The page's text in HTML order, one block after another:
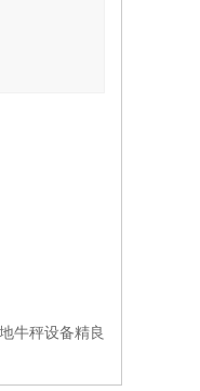
牛秤设备精良